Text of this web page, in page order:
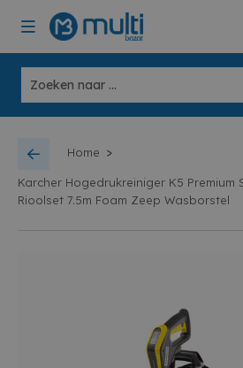
Home >
Karcher Hogedrukreiniger K5 Premium
Rioolset 7.5m Foam Zeep Wasborstel